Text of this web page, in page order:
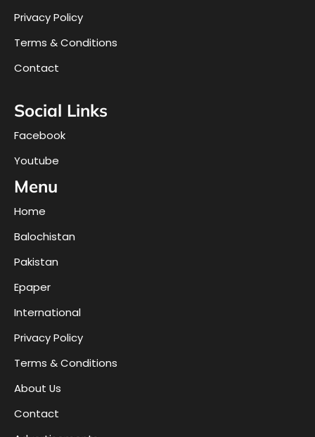
Privacy Policy
Terms & Conditions
Contact
Social Links
Facebook
Youtube
Menu
Home
Balochistan
Pakistan
Epaper
International
Privacy Policy
Terms & Conditions
About Us
Contact